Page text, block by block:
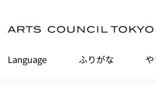
Language ふりがな